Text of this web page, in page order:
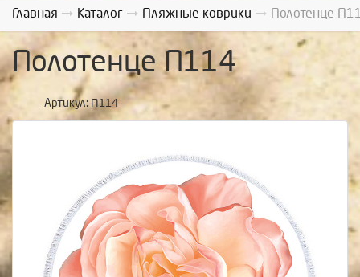
Главная Каталог Пляжные коврики Полотенце
Полотенце П114
Артикул: П114